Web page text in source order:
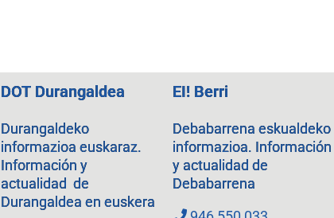
DOT Durangaldea
Durangaldeko
informazioa euskaraz.
Información y
actualidad de
Durangaldea en euskera
EI! Berri
Debabarrena eskualdeko
informazioa. Información
y actualidad de
Debabarrena